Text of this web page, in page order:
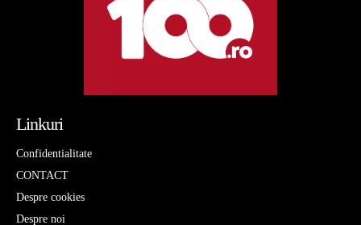
Linkuri
Confidentialitate
CONTACT
Despre cookies
Despre noi